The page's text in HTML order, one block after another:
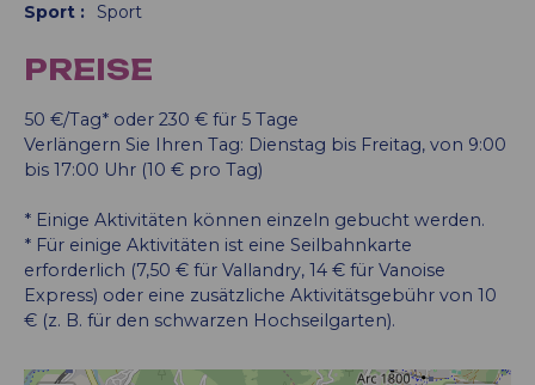
Sport : Sport
PREISE
50 €/Tag* oder 230 € für 5 Tage
Verlängern Sie Ihren Tag: Dienstag bis Freitag, von 9:00
bis 17:00 Uhr (10 € pro Tag)
* Einige Aktivitäten können einzeln gebucht werden.
* Für einige Aktivitäten ist eine Seilbahnkarte
erforderlich (7,50 € für Vallandry, 14 € für Vanoise
Express) oder eine zusätzliche Aktivitätsgebühr von 10
€ (z. B. für den schwarzen Hochseilgarten).